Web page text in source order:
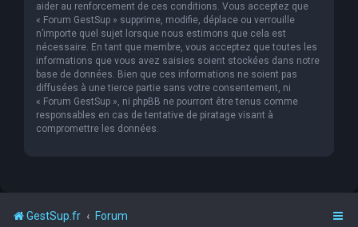
aider au renforcement de ces conditions. Vous acceptez que
« Forum GestSup » supprime, modifie, déplace ou verrouille
n’importe quel sujet lorsque nous estimons que cela est
nécessaire. En tant que membre, vous acceptez que toutes les
informations que vous avez saisies soient stockées dans notre
base de données. Bien que ces informations ne soient pas
diffusées à une tierce partie sans votre consentement, ni
« Forum GestSup », ni phpBB ne pourront être tenus comme
responsables en cas de tentative de piratage visant à
compromettre les données.
GestSup.fr Forum